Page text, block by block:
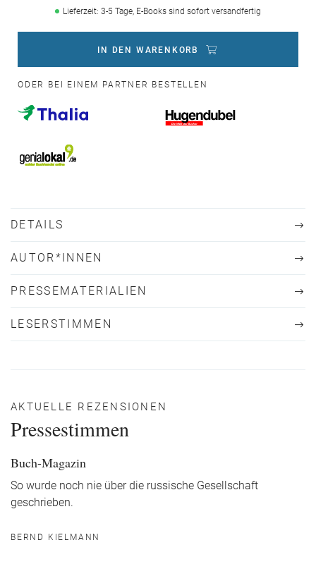
Lieferzeit: 3-5 Tage, E-Books sind sofort versandfertig
IN DEN WARENKORB
ODER BEI EINEM PARTNER BESTELLEN
DETAILS
AUTOR*INNEN
PRESSEMATERIALIEN
LESERSTIMMEN
AKTUELLE REZENSIONEN
Pressestimmen
Buch-Magazin
So wurde noch nie über die russische Gesellschaft
geschrieben.
BERND KIELMANN